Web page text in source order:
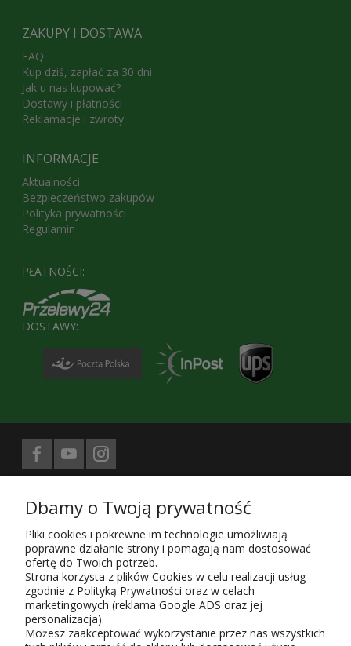
ZAKUPY I DOSTAWA
FAQ
Kup dziś, zapłać za 30 dni
Jak u nas kupować?
Dostawy i płatności
Reklamacje i zwroty
INFORMACJE
Aktualności
Bezpieczeństwo zakupów
Polityka prywatności
Regulamin
PŁATNOŚCI:
DOSTAWY:
Treści znajdujące się na stronie sklepu KaRoKa.pl są jego własnością.
Zgodnie z ustawą z 4.02.1994 4. o prawie autorskim i prawach
pokrewnych (Dz. U. z 1994 r. Nr 24, poz. 83, sprost. Dz.U. 94 nr 43 poz.
170) kopiowanie, powielanie i rozpowszechnianie w całości lub części
przedstawionych treści wymaga zgody autora i podania źródła.
Użytkowanie sklepu oznacza zgodę na wykorzystywanie plików cookies.
Szczegółowe informacje wPolityce prywatności.
KaRoKa Katarzyna Roth-Kłudka
Piaszczysta 6,
Dbamy o Twoją prywatność
Pliki cookies i pokrewne im technologie umożliwiają
poprawne działanie strony i pomagają nam dostosować
ofertę do Twoich potrzeb.
Strona korzysta z plików Cookies w celu realizacji usług
zgodnie z Polityką Prywatności oraz w celach
marketingowych (reklama Google ADS oraz jej
personalizacja).
Możesz zaakceptować wykorzystanie przez nas wszystkich